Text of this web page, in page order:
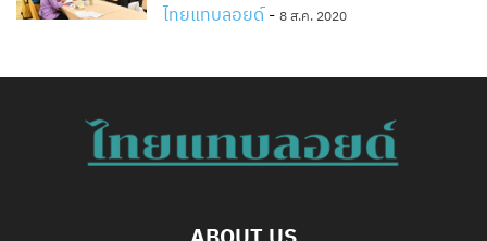
ไทยแทบลอยด์ - 8 ส.ค. 2020